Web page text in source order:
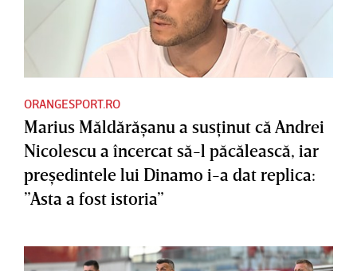
ORANGESPORT.RO
Marius Măldărăşanu a susţinut că Andrei
Nicolescu a încercat să-l păcălească, iar
preşedintele lui Dinamo i-a dat replica:
”Asta a fost istoria”